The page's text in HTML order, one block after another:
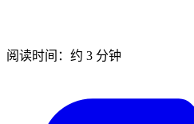
阅读时间：约 3 分钟